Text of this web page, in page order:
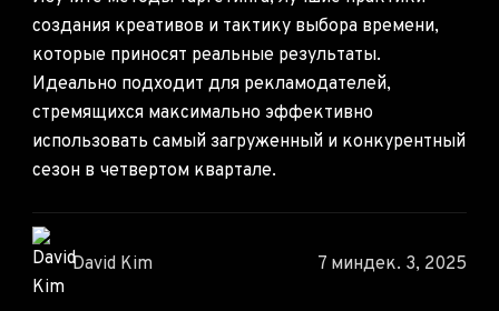
создания креативов и тактику выбора времени,
которые приносят реальные результаты.
Идеально подходит для рекламодателей,
стремящихся максимально эффективно
использовать самый загруженный и конкурентный
сезон в четвертом квартале.
David Kim 7 миндек. 3, 2025